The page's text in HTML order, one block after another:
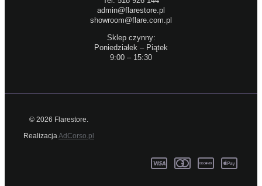
admin@flarestore.pl
showroom@flare.com.pl
Sklep czynny:
Poniedziałek – Piątek
9:00 – 15:30
© 2026 Flarestore.
RealizacjaAdCorso.pl